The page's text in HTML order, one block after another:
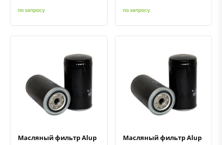
по запросу по запросу
Быстрый просмотрДобавить к сравнению
Добавить в избранное
Масляный фильтр Alup
Быстрый просмотрДобавить к сравнению
Добавить в избранное
Масляный фильтр Alup